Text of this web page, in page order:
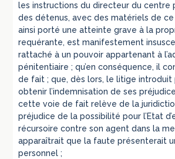
les instructions du directeur du centre
des détenus, avec des matériels de
ainsi porté une atteinte grave à la
requérante, est manifestement
rattaché à un pouvoir appartenant à
pénitentiaire ; qu’en conséquence, il
de fait ; que, dès lors, le litige introduit
obtenir l’indemnisation de ses
cette voie de fait relève de la
préjudice de la possibilité pour l’Etat
récursoire contre son agent dans la
apparaîtrait que la faute présenterait
personnel ;